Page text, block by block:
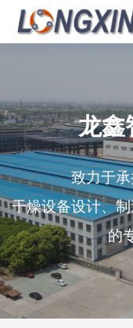
龙鑫
致力于
干燥设备设计、
的